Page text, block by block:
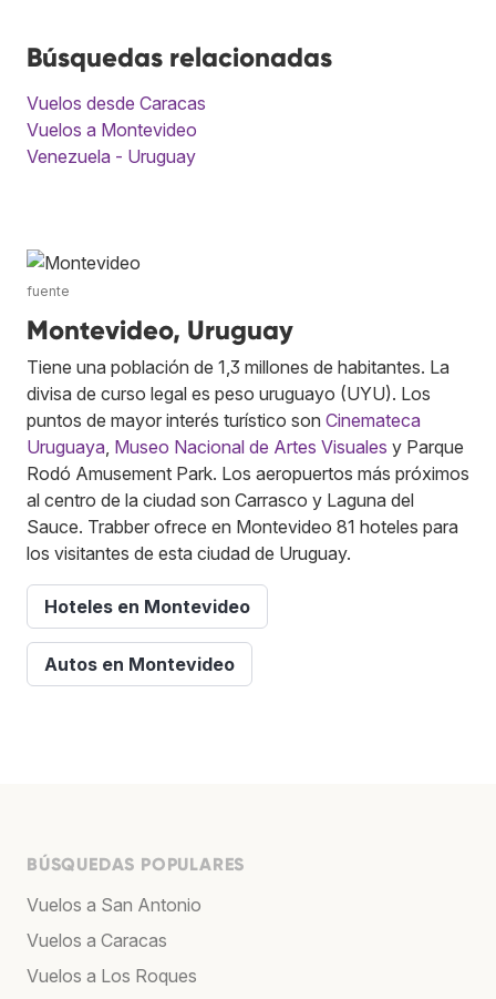
Búsquedas relacionadas
Vuelos desde Caracas
Vuelos a Montevideo
Venezuela - Uruguay
fuente
Montevideo, Uruguay
Tiene una población de 1,3 millones de habitantes. La
divisa de curso legal es peso uruguayo (UYU). Los
puntos de mayor interés turístico son Cinemateca
Uruguaya, Museo Nacional de Artes Visuales y Parque
Rodó Amusement Park. Los aeropuertos más próximos
al centro de la ciudad son Carrasco y Laguna del
Sauce. Trabber ofrece en Montevideo 81 hoteles para
los visitantes de esta ciudad de Uruguay.
Hoteles en Montevideo
Autos en Montevideo
BÚSQUEDAS POPULARES
Vuelos a San Antonio
Vuelos a Caracas
Vuelos a Los Roques